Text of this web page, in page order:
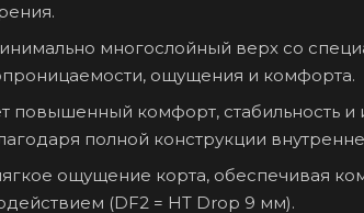
многослойный верх со
ощущения и комфорта.
повышенный комфорт, стабильность и
полной конструкции
ощущение корта, обеспечивая
(DF2 = HT Drop 9 мм).